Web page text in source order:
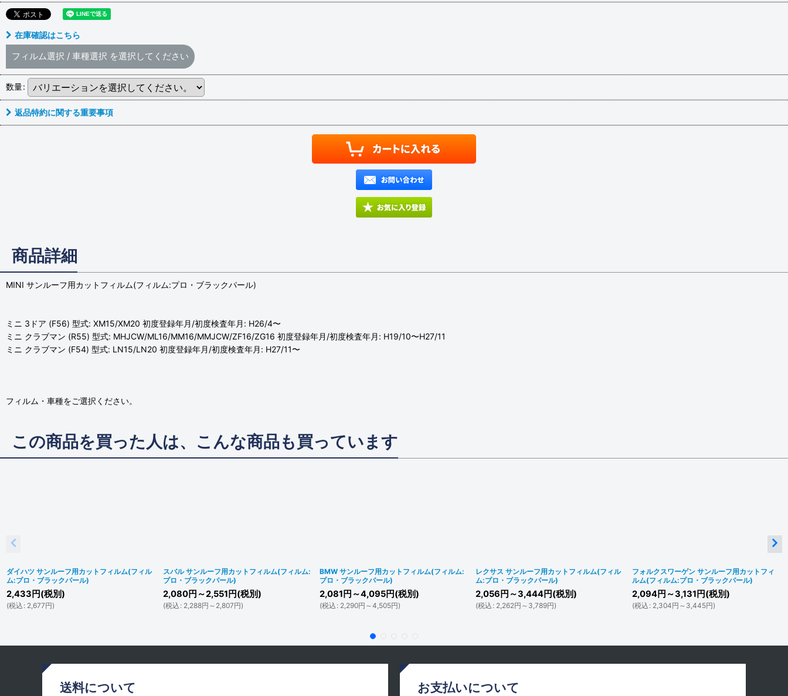
在庫確認はこちら
フィルム選択 / 車種選択 を選択してください
数量:
返品特約に関する重要事項
商品詳細
MINI サンルーフ用カットフィルム(フィルム:プロ・ブラックパール)
ミニ 3ドア (F56) 型式: XM15/XM20 初度登録年月/初度検査年月: H26/4〜
ミニ クラブマン (R55) 型式: MHJCW/ML16/MM16/MMJCW/ZF16/ZG16 初度登録年月/初度検査年月: H19/10〜H27/11
ミニ クラブマン (F54) 型式: LN15/LN20 初度登録年月/初度検査年月: H27/11〜
フィルム・車種をご選択ください。
この商品を買った人は、こんな商品も買っています
ダイハツ サンルーフ用カットフィルム(フィル
ム:プロ・ブラックパール)
2,433 円(税別)
(税込 : 2,677円)
スバル サンルーフ用カットフィルム(フィルム:
プロ・ブラックパール)
2,080円 ～2,551 円(税別)
(税込 : 2,288円 ～2,807円)
BMW サンルーフ用カットフィルム(フィルム:
プロ・ブラックパール)
2,081 円 ～4,095円(税別)
(税込 : 2,290円 ～4,505円)
レクサス サンルーフ用カットフィルム(フィル
ム:プロ・ブラックパール)
2,056 円 ～3,444円(税別)
(税込 : 2,262円 ～3,789円)
フォルクスワーゲン サンルーフ用カットフィ
ルム(フィルム:プロ・ブラックパール)
2,094円 ～3,131 円(税別)
(税込 : 2,304円 ～3,445円)
送料について お支払いについて